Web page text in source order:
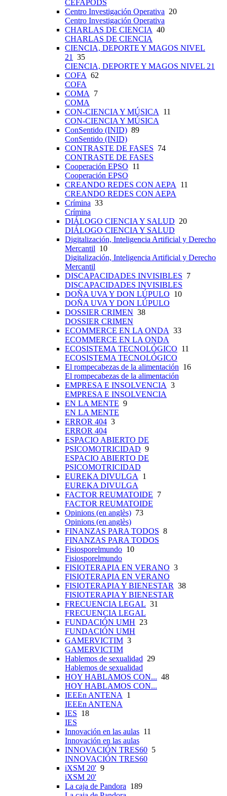
CEFAPODS
Centro Investigación Operativa 20
Centro Investigación Operativa
CHARLAS DE CIENCIA 40
CHARLAS DE CIENCIA
CIENCIA, DEPORTE Y MAGOS NIVEL
21
35
CIENCIA, DEPORTE Y MAGOS NIVEL 21
COFA 62
COFA
COMA
7
COMA
CON-CIENCIA Y MÚSICA
11
CON-CIENCIA Y MÚSICA
ConSentido (INID) 89
ConSentido (INID)
CONTRASTE DE FASES 74
CONTRASTE DE FASES
Cooperación EPSO 11
Cooperación EPSO
CREANDO REDES CON AEPA
11
CREANDO REDES CON AEPA
Crímina 33
Crímina
DIÁLOGO CIENCIA Y SALUD 20
DIÁLOGO CIENCIA Y SALUD
Digitalización, Inteligencia Artificial y Derecho
Mercantil 10
Digitalización, Inteligencia Artificial y Derecho
Mercantil
DISCAPACIDADES INVISIBLES 7
DISCAPACIDADES INVISIBLES
DOÑA UVA Y DON LÚPULO 10
DOÑA UVA Y DON LÚPULO
DOSSIER CRIMEN 38
DOSSIER CRIMEN
ECOMMERCE EN LA ONDA 33
ECOMMERCE EN LA ONDA
ECOSISTEMA TECNOLÓGICO 11
ECOSISTEMA TECNOLÓGICO
El rompecabezas de la alimentación 16
El rompecabezas de la alimentación
EMPRESA E INSOLVENCIA 3
EMPRESA E INSOLVENCIA
EN LA MENTE 9
EN LA MENTE
ERROR 404 3
ERROR 404
ESPACIO ABIERTO DE
PSICOMOTRICIDAD 9
ESPACIO ABIERTO DE
PSICOMOTRICIDAD
EUREKA DIVULGA
1
EUREKA DIVULGA
FACTOR REUMATOIDE 7
FACTOR REUMATOIDE
Opinions (en anglès) 73
Opinions (en anglès)
FINANZAS PARA TODOS 8
FINANZAS PARA TODOS
Fisiosporelmundo 10
Fisiosporelmundo
FISIOTERAPIA EN VERANO 3
FISIOTERAPIA EN VERANO
FISIOTERAPIA Y BIENESTAR 38
FISIOTERAPIA Y BIENESTAR
FRECUENCIA LEGAL 31
FRECUENCIA LEGAL
FUNDACIÓN UMH 23
FUNDACIÓN UMH
GAMERVICTIM 3
GAMERVICTIM
Hablemos de sexualidad 29
Hablemos de sexualidad
HOY HABLAMOS CON... 48
HOY HABLAMOS CON...
IEEEn ANTENA
1
IEEEn ANTENA
IES 18
IES
Innovación en las aulas 11
Innovación en las aulas
INNOVACIÓN TRES60 5
INNOVACIÓN TRES60
iXSM 20' 9
iXSM 20'
La caja de Pandora 189